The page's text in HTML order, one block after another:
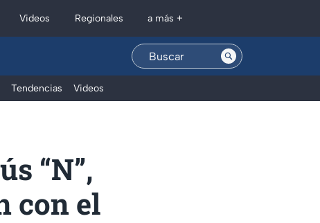
Videos Regionales a más +
Tendencias Videos
“N”,
con el